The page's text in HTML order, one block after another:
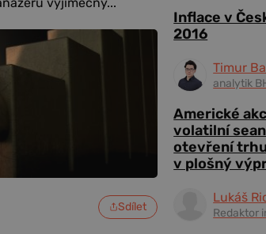
Sdílet
Inflace v
2016
Timur
analytik
Americké
volatilní
otevření
v plošný
Lukáš
Redaktor